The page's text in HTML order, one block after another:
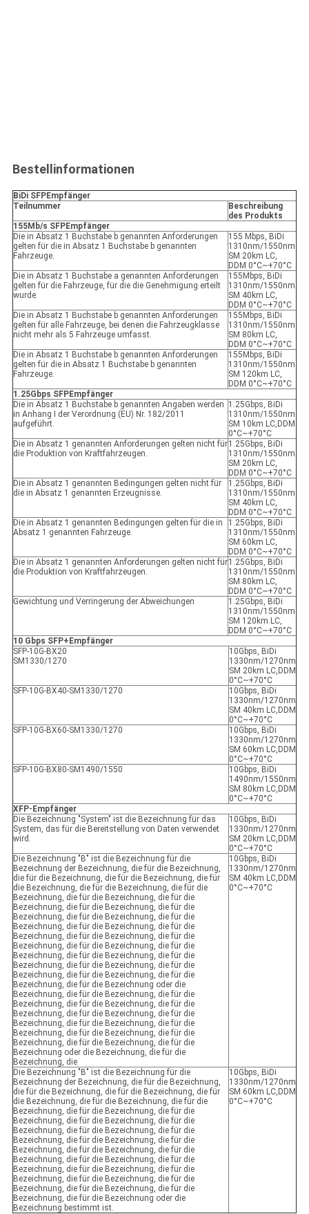
Bestellinformationen
BiDi SFPEmpfänger
Teilnummer
Beschreibung
des Produkts
155Mb/s SFPEmpfänger
Die in Absatz 1 Buchstabe b genannten Anforderungen
gelten für die in Absatz 1 Buchstabe b genannten
Fahrzeuge.
155 Mbps, BiDi
1310nm/1550nm
SM 20km LC,
DDM 0°C~+70°C
Die in Absatz 1 Buchstabe a genannten Anforderungen
gelten für die Fahrzeuge, für die die Genehmigung erteilt
wurde.
155Mbps, BiDi
1310nm/1550nm
SM 40km LC,
DDM 0°C~+70°C
Die in Absatz 1 Buchstabe b genannten Anforderungen
gelten für alle Fahrzeuge, bei denen die Fahrzeugklasse
nicht mehr als 5 Fahrzeuge umfasst.
155Mbps, BiDi
1310nm/1550nm
SM 80km LC,
DDM 0°C~+70°C
Die in Absatz 1 Buchstabe b genannten Anforderungen
gelten für die in Absatz 1 Buchstabe b genannten
Fahrzeuge.
155Mbps, BiDi
1310nm/1550nm
SM 120km LC,
DDM 0°C~+70°C
1.25Gbps SFPEmpfänger
Die in Absatz 1 Buchstabe b genannten Angaben werden
in Anhang I der Verordnung (EU) Nr. 182/2011
aufgeführt.
1.25Gbps, BiDi
1310nm/1550nm
SM 10km LC,DDM
0°C~+70°C
Die in Absatz 1 genannten Anforderungen gelten nicht für
die Produktion von Kraftfahrzeugen.
1.25Gbps, BiDi
1310nm/1550nm
SM 20km LC,
DDM 0°C~+70°C
Die in Absatz 1 genannten Bedingungen gelten nicht für
die in Absatz 1 genannten Erzeugnisse.
1.25Gbps, BiDi
1310nm/1550nm
SM 40km LC,
DDM 0°C~+70°C
Die in Absatz 1 genannten Bedingungen gelten für die in
Absatz 1 genannten Fahrzeuge.
1.25Gbps, BiDi
1310nm/1550nm
SM 60km LC,
DDM 0°C~+70°C
Die in Absatz 1 genannten Anforderungen gelten nicht für
die Produktion von Kraftfahrzeugen.
1.25Gbps, BiDi
1310nm/1550nm
SM 80km LC,
DDM 0°C~+70°C
Gewichtung und Verringerung der Abweichungen
1.25Gbps, BiDi
1310nm/1550nm
SM 120km LC,
DDM 0°C~+70°C
10 Gbps SFP+ Empfänger
SFP-10G-BX20
SM1330/1270
10Gbps, BiDi
1330nm/1270nm
SM 20km LC,DDM
0°C~+70°C
SFP-10G-BX40-SM1330/1270
10Gbps, BiDi
1330nm/1270nm
SM 40km LC,DDM
0°C~+70°C
SFP-10G-BX60-SM1330/1270
10Gbps, BiDi
1330nm/1270nm
SM 60km LC,DDM
0°C~+70°C
SFP-10G-BX80-SM1490/1550
10Gbps, BiDi
1490nm/1550nm
SM 80km LC,DDM
0°C~+70°C
XFP-Empfänger
Die Bezeichnung "System" ist die Bezeichnung für das
System, das für die Bereitstellung von Daten verwendet
wird.
10Gbps, BiDi
1330nm/1270nm
SM 20km LC,DDM
0°C~+70°C
Die Bezeichnung "B" ist die Bezeichnung für die
Bezeichnung der Bezeichnung, die für die Bezeichnung,
die für die Bezeichnung, die für die Bezeichnung, die für
die Bezeichnung, die für die Bezeichnung, die für die
Bezeichnung, die für die Bezeichnung, die für die
Bezeichnung, die für die Bezeichnung, die für die
Bezeichnung, die für die Bezeichnung, die für die
Bezeichnung, die für die Bezeichnung, die für die
Bezeichnung, die für die Bezeichnung, die für die
Bezeichnung, die für die Bezeichnung, die für die
Bezeichnung, die für die Bezeichnung, die für die
Bezeichnung, die für die Bezeichnung, die für die
Bezeichnung, die für die Bezeichnung, die für die
Bezeichnung, die für die Bezeichnung oder die
Bezeichnung, die für die Bezeichnung, die für die
Bezeichnung, die für die Bezeichnung, die für die
Bezeichnung, die für die Bezeichnung, die für die
Bezeichnung, die für die Bezeichnung, die für die
Bezeichnung, die für die Bezeichnung, die für die
Bezeichnung, die für die Bezeichnung, die für die
Bezeichnung oder die Bezeichnung, die für die
Bezeichnung, die
10Gbps, BiDi
1330nm/1270nm
SM 40km LC,DDM
0°C~+70°C
Die Bezeichnung "B" ist die Bezeichnung für die
Bezeichnung der Bezeichnung, die für die Bezeichnung,
die für die Bezeichnung, die für die Bezeichnung, die für
die Bezeichnung, die für die Bezeichnung, die für die
Bezeichnung, die für die Bezeichnung, die für die
Bezeichnung, die für die Bezeichnung, die für die
Bezeichnung, die für die Bezeichnung, die für die
Bezeichnung, die für die Bezeichnung, die für die
Bezeichnung, die für die Bezeichnung, die für die
Bezeichnung, die für die Bezeichnung, die für die
Bezeichnung, die für die Bezeichnung, die für die
Bezeichnung, die für die Bezeichnung, die für die
Bezeichnung, die für die Bezeichnung, die für die
Bezeichnung, die für die Bezeichnung oder die
Bezeichnung bestimmt ist.
10Gbps, BiDi
1330nm/1270nm
SM 60km LC,DDM
0°C~+70°C